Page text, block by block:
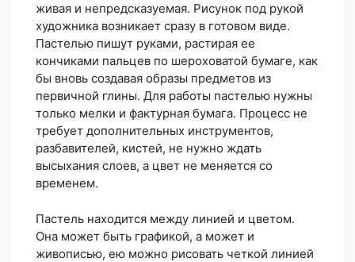
живая и непредсказуемая. Рисунок под рукой
художника возникает сразу в готовом виде.
Пастелью пишут руками, растирая ее
кончиками пальцев по шероховатой бумаге, как
бы вновь создавая образы предметов из
первичной глины. Для работы пастелью нужны
только мелки и фактурная бумага. Процесс не
требует дополнительных инструментов,
разбавителей, кистей, не нужно ждать
высыхания слоев, а цвет не меняется со
временем.
Пастель находится между линией и цветом.
Она может быть графикой, а может и
живописью, ею можно рисовать четкой линией